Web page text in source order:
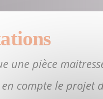
une pièce
compte le projet